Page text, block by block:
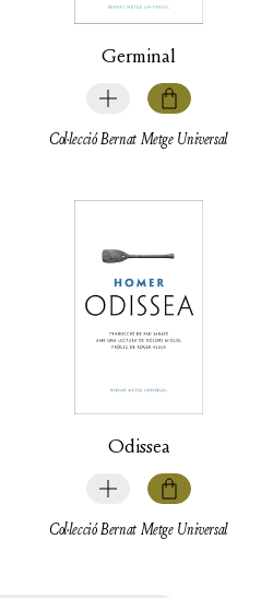
Germinal
Col·lecció Bernat Metge Universal
Odissea
Col·lecció Bernat Metge Universal